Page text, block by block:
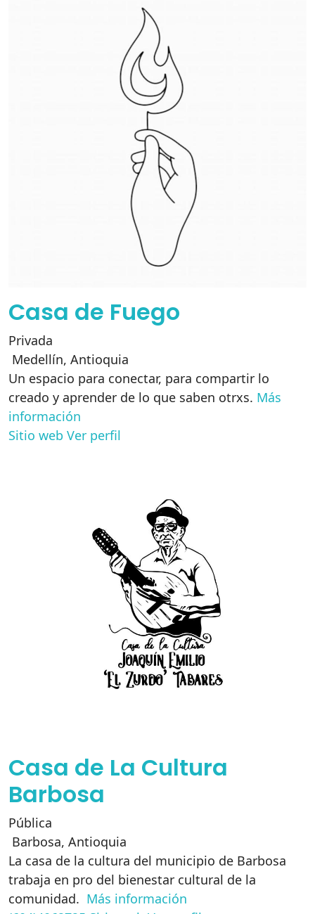
Casa de Fuego
Privada
Medellín, Antioquia
Un espacio para conectar, para compartir lo
creado y aprender de lo que saben otrxs. Más
información
Sitio web Ver perfil
Casa de La Cultura
Barbosa
Pública
Barbosa, Antioquia
La casa de la cultura del municipio de Barbosa
trabaja en pro del bienestar cultural de la
comunidad. Más información